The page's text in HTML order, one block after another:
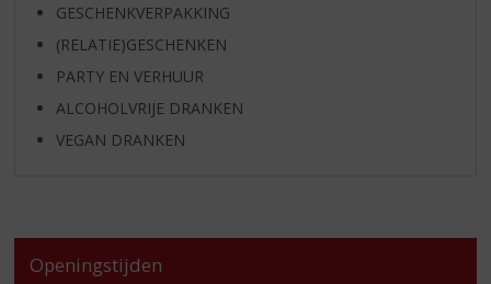
GESCHENKVERPAKKING
(RELATIE)GESCHENKEN
PARTY EN VERHUUR
ALCOHOLVRIJE DRANKEN
VEGAN DRANKEN
Openingstijden